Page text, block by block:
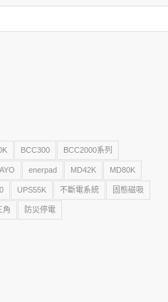
BCC300 BCC2000系列
enerpad MD42K MD80K
UPS55K 不斷電系統 固態磁吸
角 防災停電